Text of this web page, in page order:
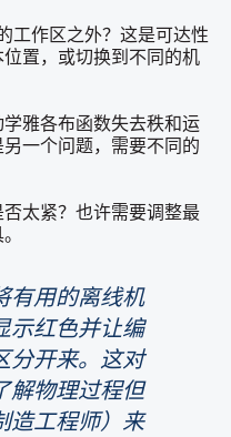
工作区之外？这是可达性
置，或切换到不同的机
雅各布函数失去秩和运
一个问题，需要不同的
太紧？也许需要调整最
有用的离线机
示红色并让编
分开来。这对
解物理过程但
造工程师）来